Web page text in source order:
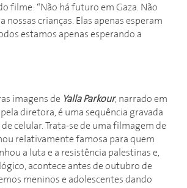
filme: “Não há futuro em Gaza. Não
nossas crianças. Elas apenas esperam
estamos apenas esperando a
imagens de Yalla Parkour, narrado em
diretora, é uma sequência gravada
celular. Trata-se de uma filmagem de
relativamente famosa para quem
a luta e a resistência palestinas e,
acontece antes de outubro de
meninos e adolescentes dando